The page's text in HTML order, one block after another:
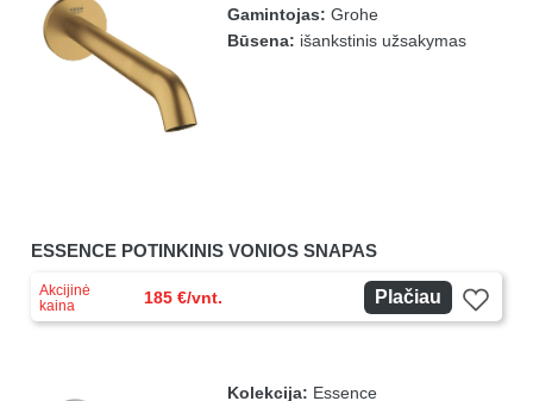
Gamintojas: Grohe
Būsena: išankstinis užsakymas
ESSENCE POTINKINIS VONIOS SNAPAS
Akcijinė
kaina
185 €/vnt. Plačiau
Kolekcija: Essence